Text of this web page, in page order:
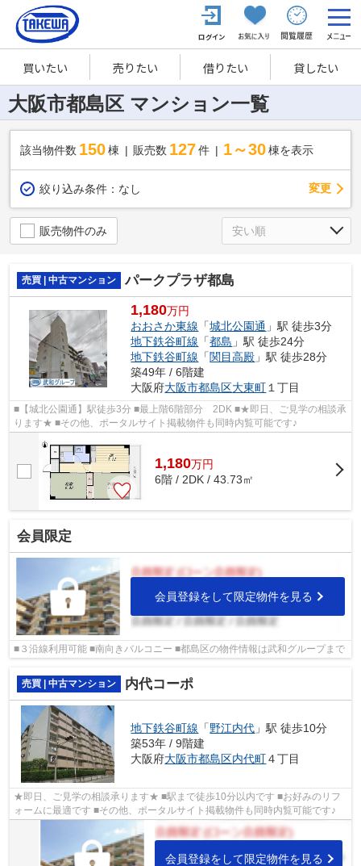
買いたい 売りたい 借りたい 貸したい
大阪市都島区 マンション一覧
該当物件数 150棟 販売数 127 件 1～30 棟を表示
絞り込み条件： なし 変更
販売物件のみ
売買 | 中古マンション パークプラザ都島
1,180万円
おおさか東線 「城北公園通 」駅 徒歩3分
地下鉄谷町線 「都島 」駅 徒歩24分
地下鉄谷町線 「関目高殿 」駅 徒歩28分
築49年 / 6階建
大阪府大阪市都島区大東町 １丁目
■【城北公園通】駅徒歩3分 ■最上階6階部分 2DK ■★即日、ご見学の相談承
ります★ ■その他、ポータルサイト掲載物件も同時内覧可能です♪
1,180万円
6階 / 2DK / 43.73㎡
会員限定
会員登録をして限定物件を見る
■３沿線利用可能 ■南向きバルコニー ■都島区の物件情報は武和グループまで
売買 | 中古マンション 内代コーポ
地下鉄谷町線 「野江内代 」駅 徒歩10分
築53年 / 9階建
大阪府大阪市都島区内代町４丁目
★即日、ご見学の相談承ります★ ■駅まで徒歩10分以内です ■お好みのリフ
ォームに最適です ■その他、ポータルサイト掲載物件も同時内覧可能です♪
会員登録をして限定物件を見る